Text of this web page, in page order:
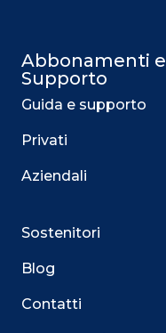
Abbonamenti e
Supporto
Guida e supporto
Privati
Aziendali
Sostenitori
Blog
Contatti